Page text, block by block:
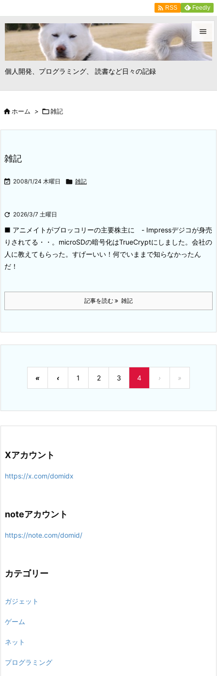
個人開発、プログラミング、 読書など日々の記録


メニュ
 RSS Feedly
ホーム > 雑記
雑記
 2008/1/24 木曜日  雑記
 2026/3/7 土曜日
■ アニメイトがブロッコリーの主要株主に - Impressデジコが身売
りされてる・・。 microSDの暗号化はTrueCryptにしました。会社の
人に教えてもらった。すげーいい！何でいままで知らなかったん
だ！
記事を読む 雑記
« ‹ 1 2 3 4 › »
Xアカウント
https://x.com/domidx
noteアカウント
https://note.com/domid/
カテゴリー
ガジェット
ゲーム
ネット
プログラミング